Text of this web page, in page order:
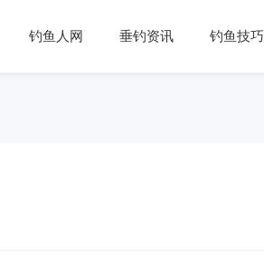
钓鱼人网 垂钓资讯 钓鱼技巧